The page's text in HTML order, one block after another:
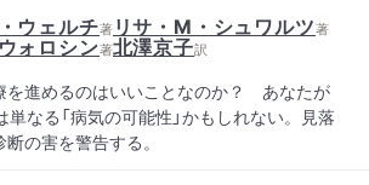
ウェルチ著リサ・M・シュワルツ著
ォロシン著北澤京子訳
を進めるのはいいことなのか？ あなたが
単なる「病気の可能性」かもしれない。見落
の害を警告する。